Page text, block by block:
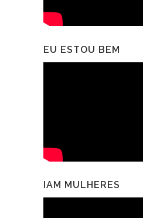
EU ESTOU BEM
IAM MULHERES